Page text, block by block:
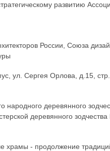
развитию
России, Союза
ул. Сергея Орлова, д.15,
народного деревянного
деревянного
- продолжение